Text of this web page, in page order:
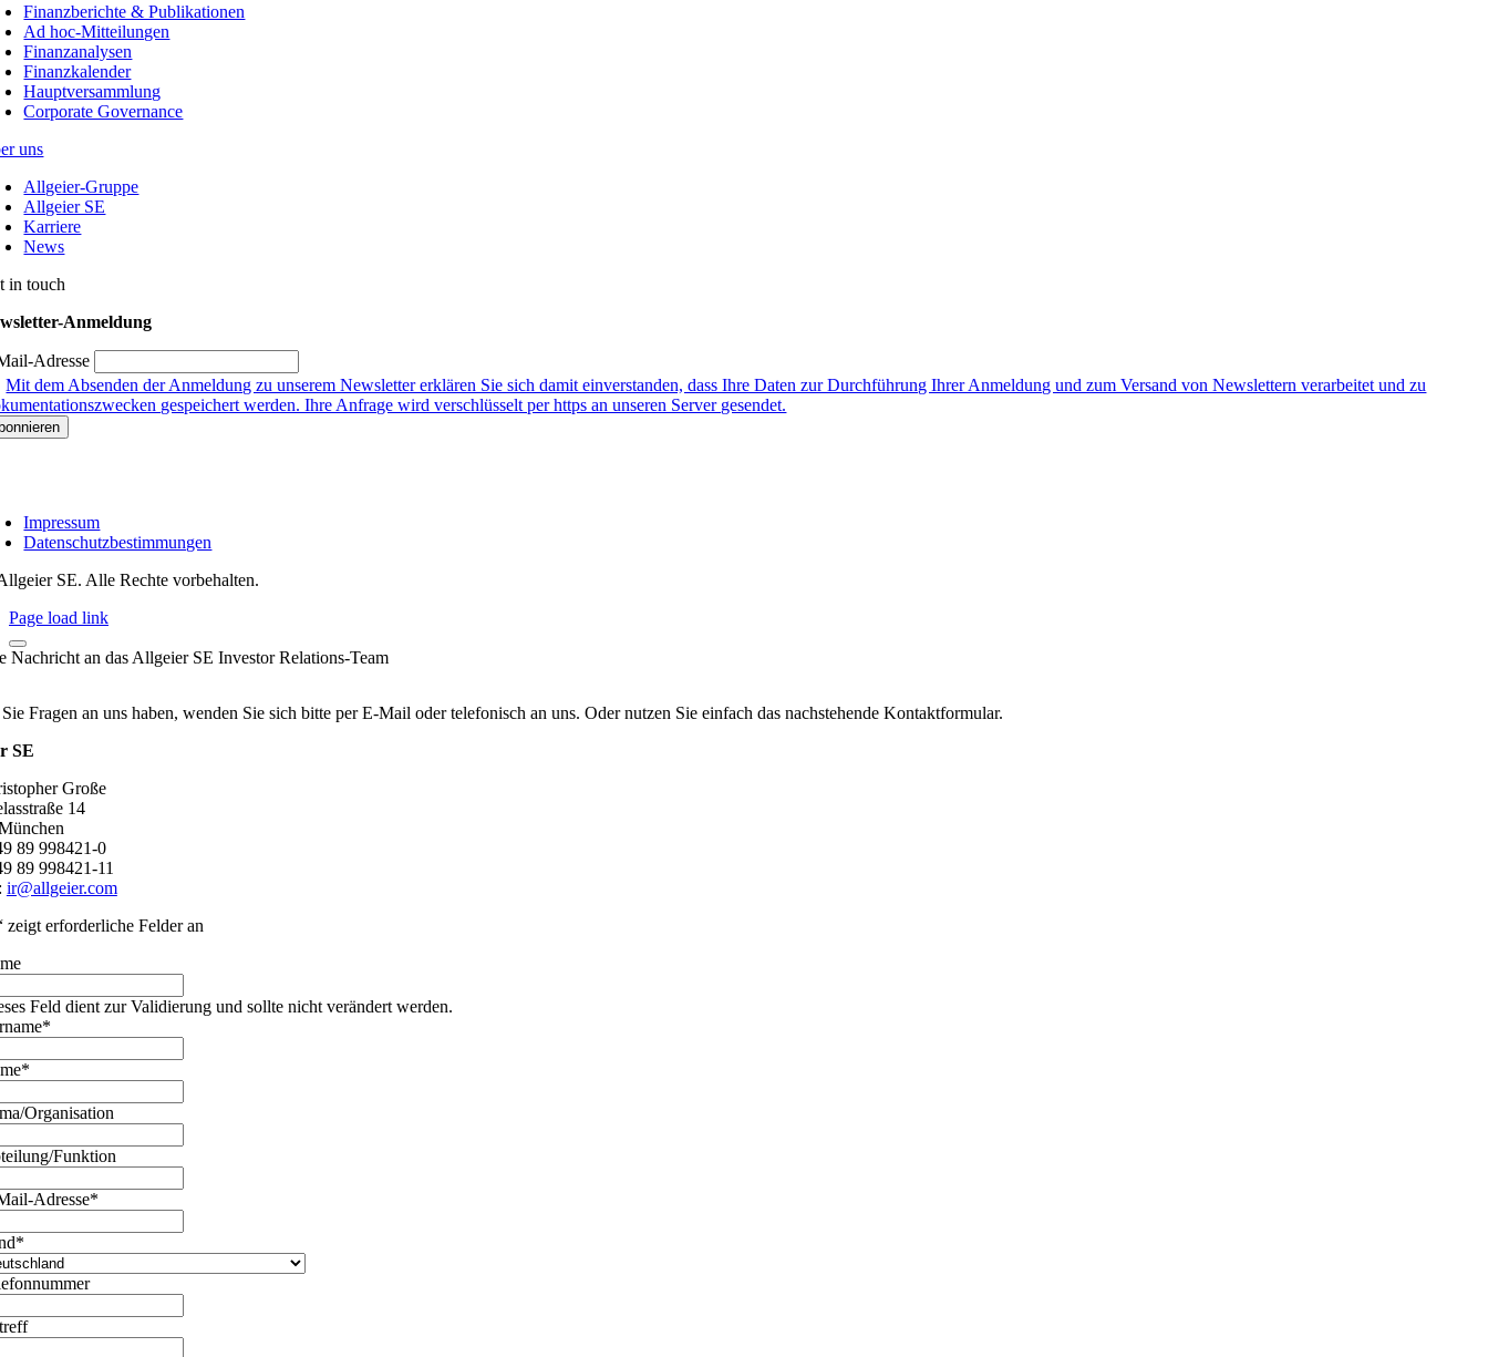
Finanzberichte & Publikationen
Ad hoc-Mitteilungen
Finanzanalysen
Finanzkalender
Hauptversammlung
Corporate Governance
uns
Allgeier-Gruppe
Allgeier SE
Karriere
News
in touch
Anmeldung
Adresse
Mit dem Absenden der Anmeldung zu unserem Newsletter erklären Sie sich damit einverstanden, dass Ihre Daten zur Durchführung Ihrer Anmeldung und zum Versand von Newslettern verarbeitet und zu
gespeichert werden. Ihre Anfrage wird verschlüsselt per https an unseren Server gesendet.
Impressum
Datenschutzbestimmungen
SE. Alle Rechte vorbehalten.
Page load link
Nachricht an das Allgeier SE Investor Relations-Team
Fragen an uns haben, wenden Sie sich bitte per E-Mail oder telefonisch an uns. Oder nutzen Sie einfach das nachstehende Kontaktformular.
SE
Große
14
89 998421-0
89 998421-11
ir@allgeier.com
zeigt erforderliche Felder an
Feld dient zur Validierung und sollte nicht verändert werden.
*
*
Organisation
Funktion
Adresse*
*